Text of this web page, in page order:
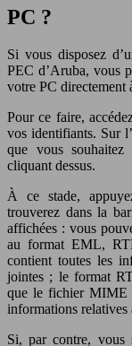
PC ?
Si vous disposez
PEC d’Aruba, vous
votre PC directement
Pour ce faire,
vos identifiants. Sur
que vous
cliquant dessus.
À ce stade,
trouverez dans la
affichées : vous
au format EML,
contient toutes les
jointes ; le format
que le fichier MIME
informations relatives
Si, par contre, vous